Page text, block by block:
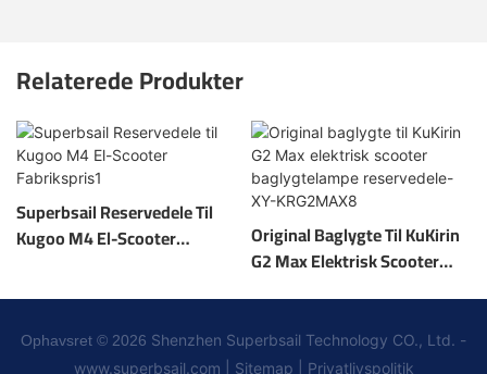
Relaterede Produkter
Superbsail Reservedele Til
Kugoo M4 El-Scooter
Original Baglygte Til KuKirin
G2 Max Elektrisk Scooter
Ophavsret © 2026 Shenzhen Superbsail Technology CO., Ltd. -
www.superbsail.com
Sitemap Privatlivspolitik